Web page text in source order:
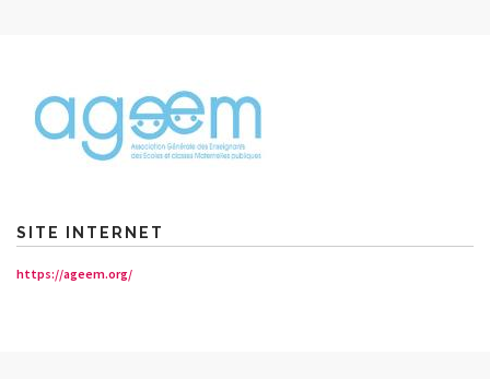
CONTACT
SITE INTERNET
https://ageem.org/